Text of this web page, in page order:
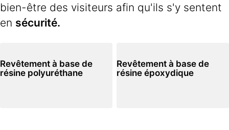
bien-être des visiteurs afin qu'ils s'y sentent
en sécurité.
Revêtement à base de
résine polyuréthane
Revêtement à base de
résine époxydique